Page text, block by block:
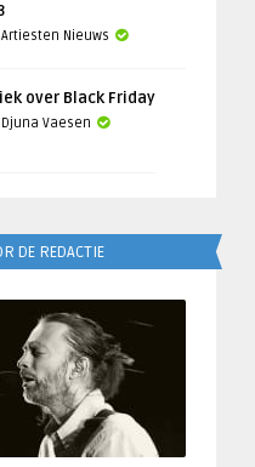
Artiesten Nieuws
over Black Friday
Djuna Vaesen
DE REDACTIE